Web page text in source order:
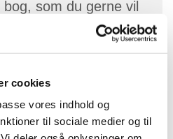
cookies
vores indhold og
til sociale medier og til
som du gerne vil
for dig. Vi mødes
(ved kirken)